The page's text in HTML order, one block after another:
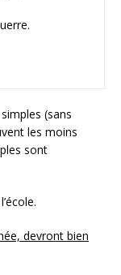
(sans
les moins
sont
devront bien